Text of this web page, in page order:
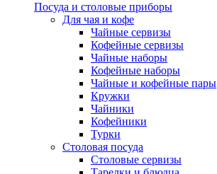
Посуда и столовые приборы
Для чая и кофе
Чайные сервизы
Кофейные сервизы
Чайные наборы
Кофейные наборы
Чайные и кофейные пары
Кружки
Чайники
Кофейники
Турки
Столовая посуда
Столовые сервизы